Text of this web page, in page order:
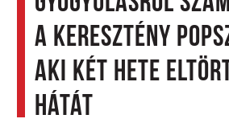
a keresztény
aki két hete
hátát